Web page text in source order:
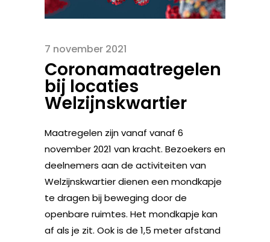
7 november 2021
Coronamaatregelen
bij locaties
Welzijnskwartier
Maatregelen zijn vanaf vanaf 6
november 2021 van kracht. Bezoekers en
deelnemers aan de activiteiten van
Welzijnskwartier dienen een mondkapje
te dragen bij beweging door de
openbare ruimtes. Het mondkapje kan
af als je zit. Ook is de 1,5 meter afstand